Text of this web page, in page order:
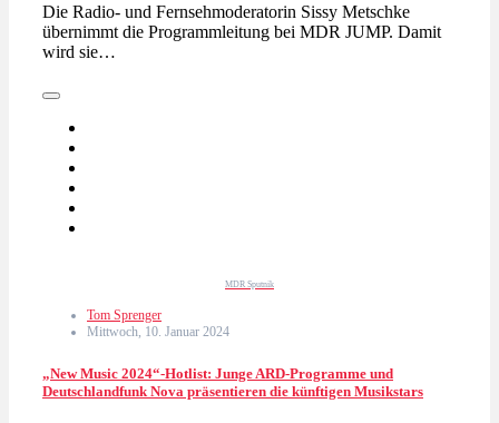
Die Radio- und Fernsehmoderatorin Sissy Metschke
übernimmt die Programmleitung bei MDR JUMP. Damit
wird sie…
MDR Sputnik
Tom Sprenger
Mittwoch, 10. Januar 2024
„New Music 2024“-Hotlist: Junge ARD-Programme und
Deutschlandfunk Nova präsentieren die künftigen Musikstars